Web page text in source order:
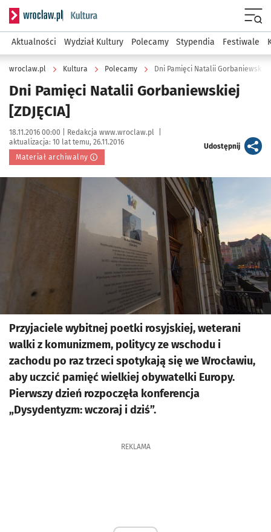
Serwis informacyjny wroclaw.pl podserwis: Kultura
Aktualności Wydział Kultury Polecamy Stypendia Festiwale
wroclaw.pl Kultura Polecamy Dni Pamięci Natalii Gorbaniewskiej
Dni Pamięci Natalii Gorbaniewskiej
[ZDJĘCIA]
Data publikacji:
18.11.2016 00:00 | Autor:
Redakcja www.wroclaw.pl
aktualizacja: 10 lat temu, 26.11.2016
Materiał archiwalny
Udostępnijartykuł
Kliknij, aby powiększyć
Przyjaciele wybitnej poetki rosyjskiej, weterani
walki z komunizmem, politycy ze wschodu i
zachodu po raz trzeci spotykają się we Wrocławiu,
aby uczcić pamięć wielkiej obywatelki Europy.
Pierwszy dzień rozpoczęła konferencja
„Dysydentyzm: wczoraj i dziś”.
REKLAMA